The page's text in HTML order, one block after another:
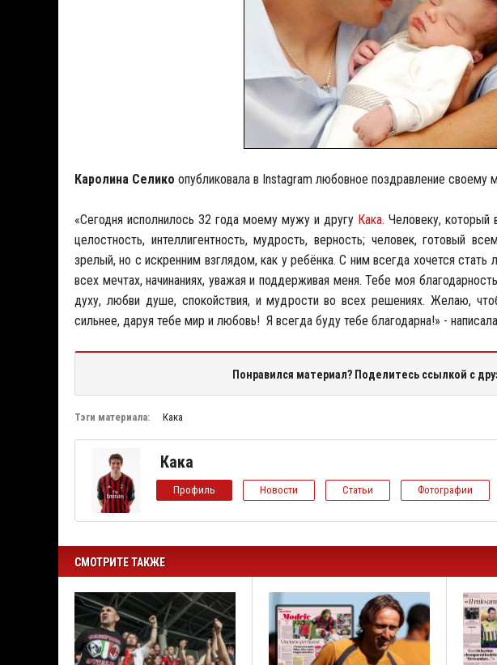
Каролина Селико опубликовала в Instagram любовное поздравление своему
«Сегодня исполнилось 32 года моему мужу и другу Кака. Человеку, который
целостность, интеллигентность, мудрость, верность; человек, готовый
зрелый, но с искренним взглядом, как у ребёнка. С ним всегда хочется
всех мечтах, начинаниях, уважая и поддерживая меня. Тебе моя
духу, любви душе, спокойствия, и мудрости во всех решениях. Желаю,
сильнее, даруя тебе мир и любовь! Я всегда буду тебе благодарна!» -
Понравился материал? Поделитесь ссылкой с
Тэги материала: Кака
Кака
Профиль Новости Статьи Фотографии
СМОТРИТЕ ТАКЖЕ